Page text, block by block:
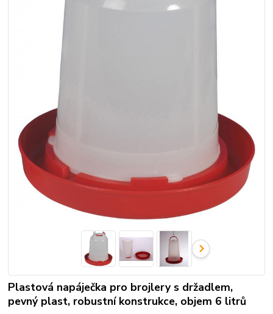
Plastová napáječka pro brojlery s držadlem,
pevný plast, robustní konstrukce, objem 6 litrů